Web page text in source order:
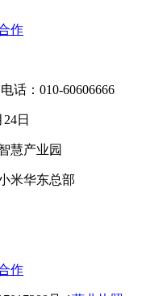
作
话：010-60606666
日
慧产业园
米华东总部
作